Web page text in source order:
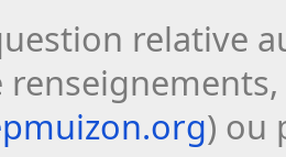
relative
) ou